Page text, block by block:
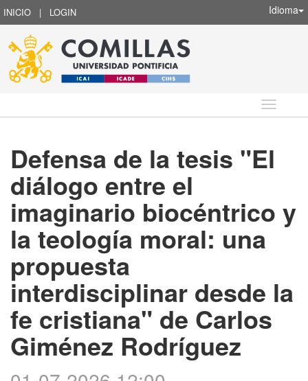
INICIO | LOGIN Idioma
Idioma
Defensa de la tesis "El
diálogo entre el
imaginario biocéntrico y
la teología moral: una
propuesta
interdisciplinar desde la
fe cristiana" de Carlos
Giménez Rodríguez